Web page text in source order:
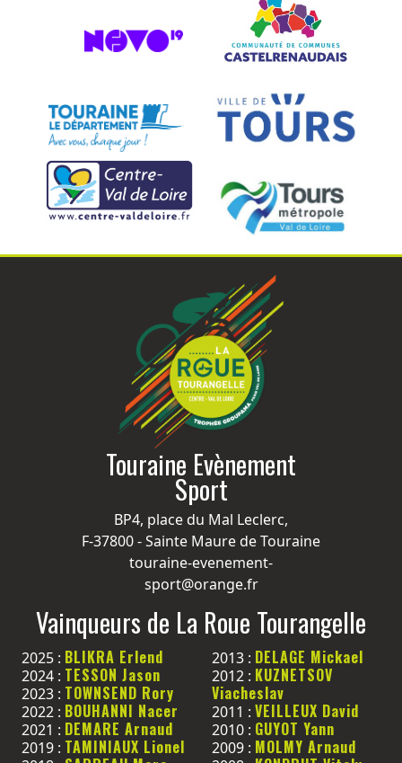
Touraine Evènement
Sport
BP4, place du Mal Leclerc,
F-37800 - Sainte Maure de Touraine
touraine-evenement-
sport@orange.fr
Vainqueurs de La Roue Tourangelle
2025 : BLIKRA Erlend
2024 : TESSON Jason
2023 : TOWNSEND Rory
2022 : BOUHANNI Nacer
2021 : DEMARE Arnaud
2019 : TAMINIAUX Lionel
2013 : DELAGE Mickael
2012 : KUZNETSOV
Viacheslav
2011 : VEILLEUX David
2010 : GUYOT Yann
2009 : MOLMY Arnaud